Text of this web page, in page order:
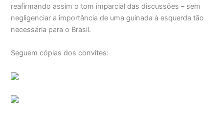
reafirmando assim o tom imparcial das discussões – sem
negligenciar a importância de uma guinada à esquerda tão
necessária para o Brasil.
Seguem cópias dos convites: